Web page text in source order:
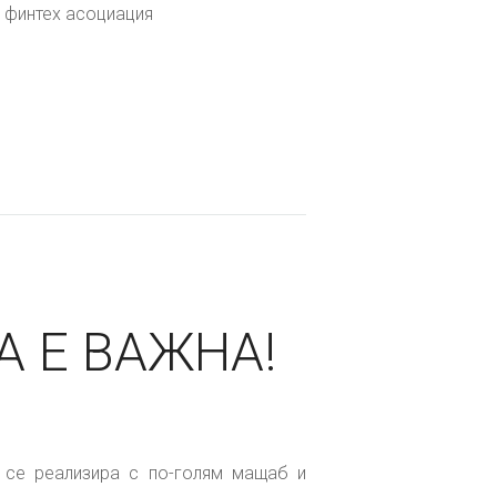
асоциация
Е ВАЖНА!
реализира с по-голям мащаб и